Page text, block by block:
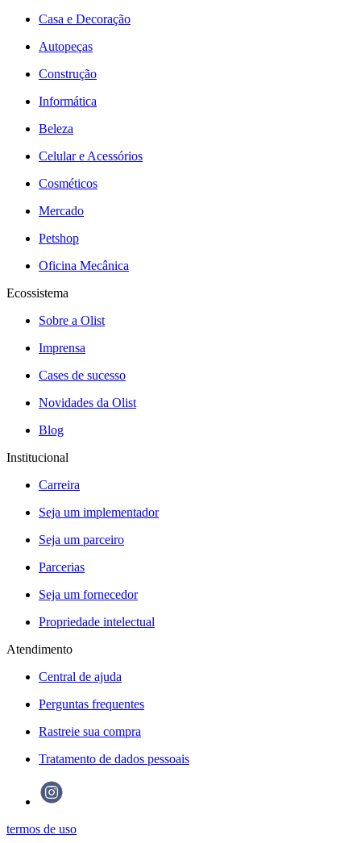
Casa e Decoração
Autopeças
Construção
Informática
Beleza
Celular e Acessórios
Cosméticos
Mercado
Petshop
Oficina Mecânica
Ecossistema
Sobre a Olist
Imprensa
Cases de sucesso
Novidades da Olist
Blog
Institucional
Carreira
Seja um implementador
Seja um parceiro
Parcerias
Seja um fornecedor
Propriedade intelectual
Atendimento
Central de ajuda
Perguntas frequentes
Rastreie sua compra
Tratamento de dados pessoais
termos de uso